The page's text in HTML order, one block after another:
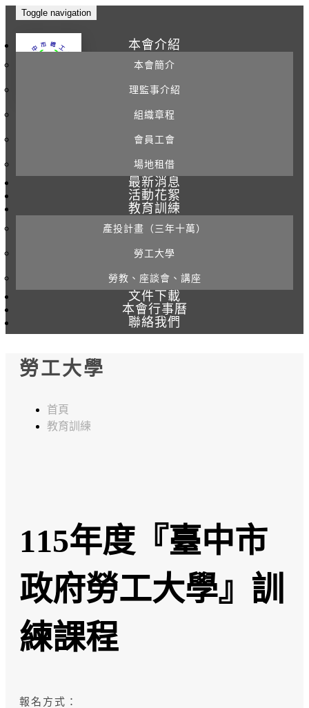
Toggle navigation
本會介紹
本會簡介
理監事介紹
組織章程
會員工會
場地租借
最新消息
活動花絮
教育訓練
產投計畫（三年十萬）
勞工大學
勞教、座談會、講座
文件下載
本會行事曆
聯絡我們
勞工大學
首頁
教育訓練
115年度『臺中市
政府勞工大學』訓
練課程
報名方式：